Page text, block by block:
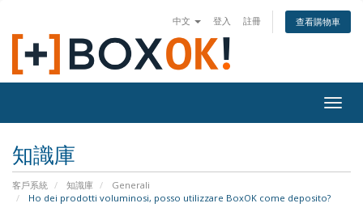
中文 登入 註冊 查看購物車
知識庫
客戶系統 知識庫
Generali
Ho dei prodotti voluminosi, posso utilizzare BoxOK come deposito?